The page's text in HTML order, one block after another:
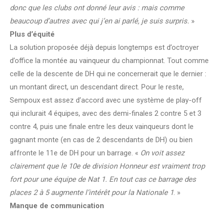
donc que les clubs ont donné leur avis : mais comme
beaucoup d’autres avec qui j’en ai parlé, je suis surpris. »
Plus d’équité
La solution proposée déjà depuis longtemps est d’octroyer
d’office la montée au vainqueur du championnat. Tout comme
celle de la descente de DH qui ne concernerait que le dernier :
un montant direct, un descendant direct. Pour le reste,
Sempoux est assez d’accord avec une système de play-off
qui inclurait 4 équipes, avec des demi-finales 2 contre 5 et 3
contre 4, puis une finale entre les deux vainqueurs dont le
gagnant monte (en cas de 2 descendants de DH) ou bien
affronte le 11e de DH pour un barrage. « On voit assez
clairement que le 10e de division Honneur est vraiment trop
fort pour une équipe de Nat 1. En tout cas ce barrage des
places 2 à 5 augmente l’intérêt pour la Nationale 1. »
Manque de communication